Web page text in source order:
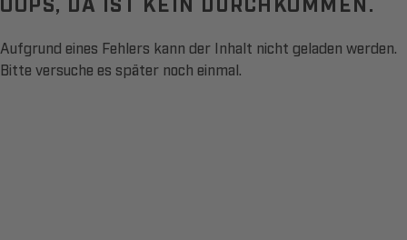
Aufgrund eines Fehlers kann der Inhalt nicht geladen werden.
Bitte versuche es später noch einmal.